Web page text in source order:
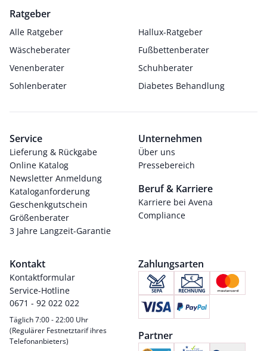
Ratgeber
Alle Ratgeber
Hallux-Ratgeber
Wäscheberater
Fußbettenberater
Venenberater
Schuhberater
Sohlenberater
Diabetes Behandlung
Service
Lieferung & Rückgabe
Online Katalog
Newsletter Anmeldung
Kataloganforderung
Geschenkgutschein
Größenberater
3 Jahre Langzeit-Garantie
Unternehmen
Über uns
Pressebereich
Beruf & Karriere
Karriere bei Avena
Compliance
Kontakt
Kontaktformular
Service-Hotline
0671 - 92 022 022
Täglich 7:00 - 22:00 Uhr
(Regulärer Festnetztarif ihres
Telefonanbieters)
Zahlungsarten
Partner